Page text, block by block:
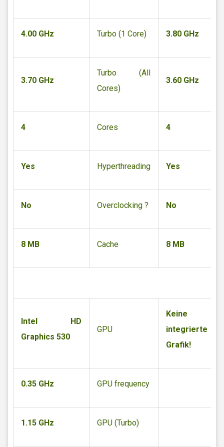
4.00 GHz Turbo (1 Core) 3.80 GHz
3.70 GHz
Turbo (All
Cores)
3.60 GHz
4 Cores 4
Yes Hyperthreading Yes
No Overclocking ? No
8 MB Cache 8 MB
Intel HD
Graphics 530
GPU
Keine
integrierte
Grafik!
0.35 GHz GPU frequency
1.15 GHz GPU (Turbo)